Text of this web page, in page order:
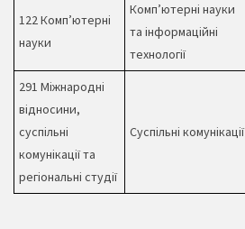
122 Комп’ютерні
науки
Комп’ютерні науки
та інформаційні
технології
291 Міжнародні
відносини,
суспільні
комунікації та
регіональні студії
Cуспільні комунікації